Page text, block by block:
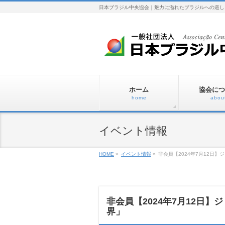
日本ブラジル中央協会｜魅力に溢れたブラジルへの道
ホーム
home
協会に
イベント情報
HOME » イベント情報 » 非会員【2024年7月12日】
非会員【2024年7月12日】
界」